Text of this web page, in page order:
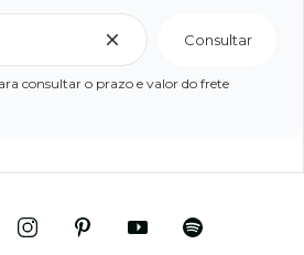
Consultar
consultar o prazo e valor do frete